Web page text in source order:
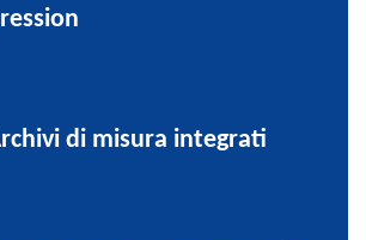
di misura integrati